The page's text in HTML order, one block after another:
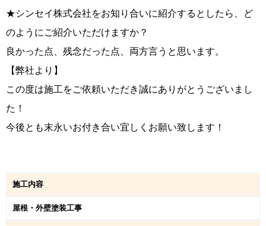
★シンセイ株式会社をお知り合いに紹介するとしたら、ど
のようにご紹介いただけますか？
良かった点、残念だった点、両方言うと思います。
【弊社より】
この度は施工をご依頼いただき誠にありがとうございまし
た！
今後とも末永いお付き合い宜しくお願い致します！
施工内容
屋根・外壁塗装工事